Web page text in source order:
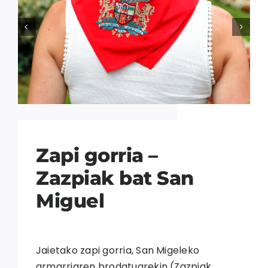
 
Zapi gorria –
Zazpiak bat San
Miguel
Jaietako zapi gorria, San Migeleko